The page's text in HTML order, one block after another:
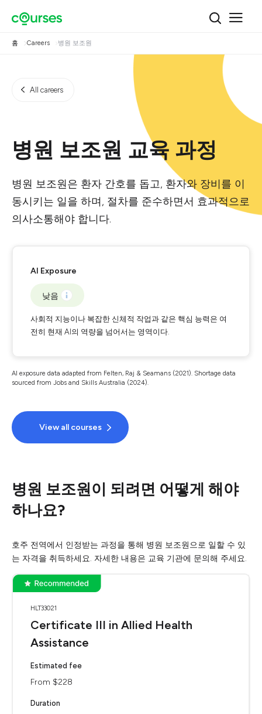
홈 Careers 병원 보조원
All careers
병원 보조원 교육 과정
병원 보조원은 환자 간호를 돕고, 환자와 장비를 이
동시키는 일을 하며, 절차를 준수하면서 효과적으로
의사소통해야 합니다.
AI Exposure
낮음
사회적 지능이나 복잡한 신체적 작업과 같은 핵심 능력은 여
전히 현재 AI의 역량을 넘어서는 영역이다.
AI exposure data adapted from Felten, Raj & Seamans (2021). Shortage data
sourced from Jobs and Skills Australia (2024).
View all courses
병원 보조원이 되려면 어떻게 해야
하나요?
호주 전역에서 인정받는 과정을 통해 병원 보조원으로 일할 수 있
는 자격을 취득하세요. 자세한 내용은 교육 기관에 문의해 주세요.
HLT33021
Certificate III in Allied Health
Assistance
Estimated fee
From $228
Duration